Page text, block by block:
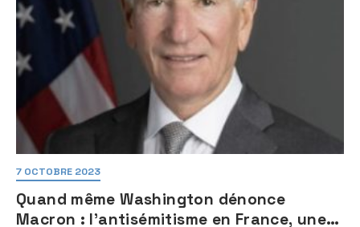
7 OCTOBRE 2023
Quand même Washington dénonce
Macron : l’antisémitisme en France, une